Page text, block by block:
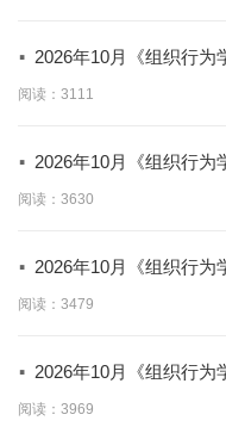
· 2026年10月《组织行为
阅读：3111
· 2026年10月《组织行为
阅读：3630
· 2026年10月《组织行为
阅读：3479
· 2026年10月《组织行为
阅读：3969